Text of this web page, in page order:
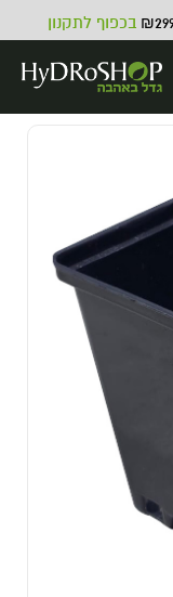
בכפוף לתקנון